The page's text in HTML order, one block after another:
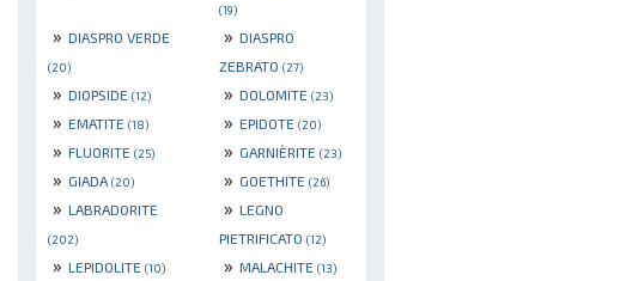
(19)
» DIASPRO VERDE
(20)
» DIASPRO
ZEBRATO (27)
» DIOPSIDE (12) » DOLOMITE (23)
» EMATITE (18) » EPIDOTE (20)
» FLUORITE (25) » GARNIÈRITE (23)
» GIADA (20) » GOETHITE (26)
» LABRADORITE
(202)
» LEGNO
PIETRIFICATO (12)
» LEPIDOLITE (10) » MALACHITE (13)